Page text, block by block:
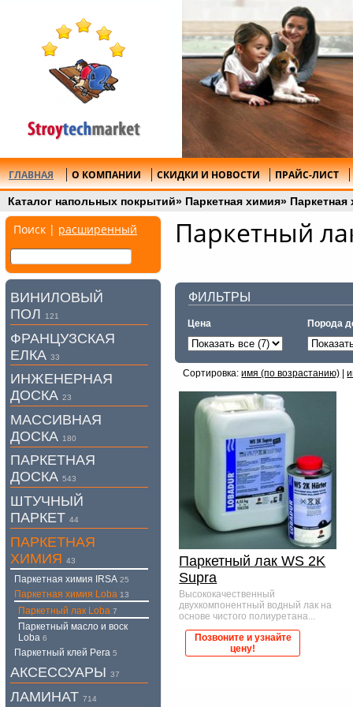
ГЛАВНАЯ О КОМПАНИИ СКИДКИ И НОВОСТИ ПРАЙС-ЛИСТ
Каталог напольных покрытий» Паркетная химия»
Паркетный
ФИЛЬТРЫ
Цена Порода
Сортировка:имя (по возрастанию) |
Паркетный лак WS 2K
Supra
Высококачественный
двухкомпонентный водный лак на
основе чистого полиуретана...
Позвоните и узнайте
цену!
Поиск | расширенный
ВИНИЛОВЫЙ
ПОЛ
121
ФРАНЦУЗСКАЯ
ЕЛКА 33
ИНЖЕНЕРНАЯ
ДОСКА 23
МАССИВНАЯ
ДОСКА 180
ПАРКЕТНАЯ
ДОСКА 543
ШТУЧНЫЙ
ПАРКЕТ 44
ПАРКЕТНАЯ
ХИМИЯ 43
Паркетная химия IRSA 25
Паркетная химия Loba 13
Паркетный лак Loba 7
Паркетный масло и воск
Loba 6
Паркетный клей Pera 5
АКСЕССУАРЫ 37
ЛАМИНАТ 714